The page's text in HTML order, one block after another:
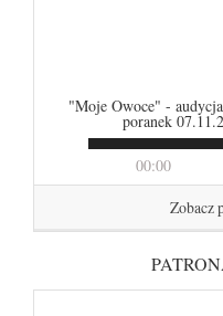
00:00
"Moje Owoce" -
poranek
Zobacz